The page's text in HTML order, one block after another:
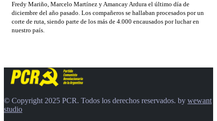
Fredy Mariño, Marcelo Martínez y Amancay Ardura el último día de
diciembre del año pasado. Los compañeros se hallaban procesados por un
corte de ruta, siendo parte de los más de 4.000 encausados por luchar en
nuestro país.
© Copyright 2025 PCR. Todos los derechos reservados. by wewant
studio